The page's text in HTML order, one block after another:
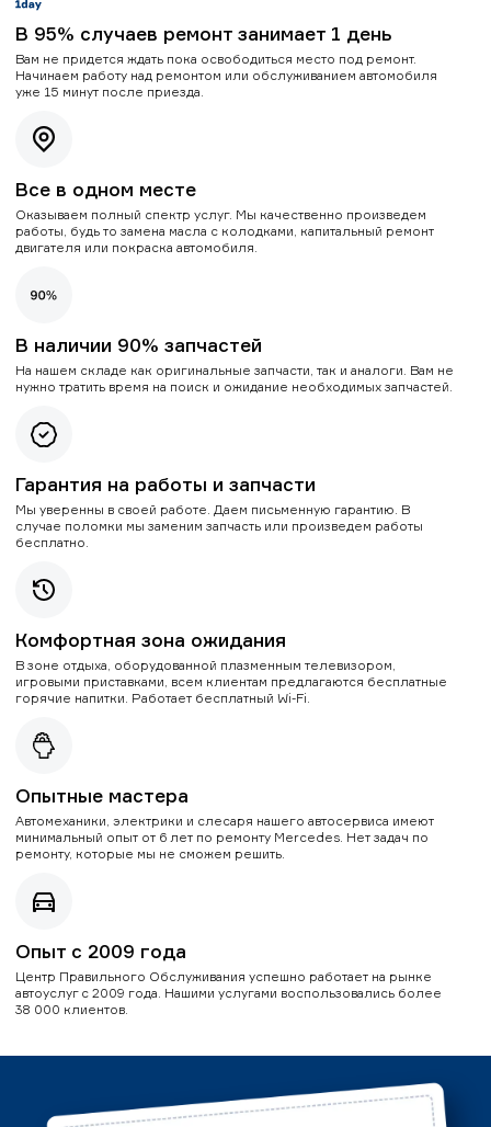
В 95% случаев ремонт занимает 1 день
Вам не придется ждать пока освободиться место под ремонт.
Начинаем работу над ремонтом или обслуживанием автомобиля
уже 15 минут после приезда.
Все в одном месте
Оказываем полный спектр услуг. Мы качественно произведем
работы, будь то замена масла с колодками, капитальный ремонт
двигателя или покраска автомобиля.
В наличии 90% запчастей
На нашем складе как оригинальные запчасти, так и аналоги. Вам не
нужно тратить время на поиск и ожидание необходимых запчастей.
Гарантия на работы и запчасти
Мы уверенны в своей работе. Даем письменную гарантию. В
случае поломки мы заменим запчасть или произведем работы
бесплатно.
Комфортная зона ожидания
В зоне отдыха, оборудованной плазменным телевизором,
игровыми приставками, всем клиентам предлагаются бесплатные
горячие напитки. Работает бесплатный Wi-Fi.
Опытные мастера
Автомеханики, электрики и слесаря нашего автосервиса имеют
минимальный опыт от 6 лет по ремонту Mercedes. Нет задач по
ремонту, которые мы не сможем решить.
Опыт с 2009 года
Центр Правильного Обслуживания успешно работает на рынке
автоуслуг с 2009 года. Нашими услугами воспользовались более
38 000 клиентов.